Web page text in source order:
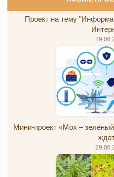
Проект на тему
Мини-проект «Мох –